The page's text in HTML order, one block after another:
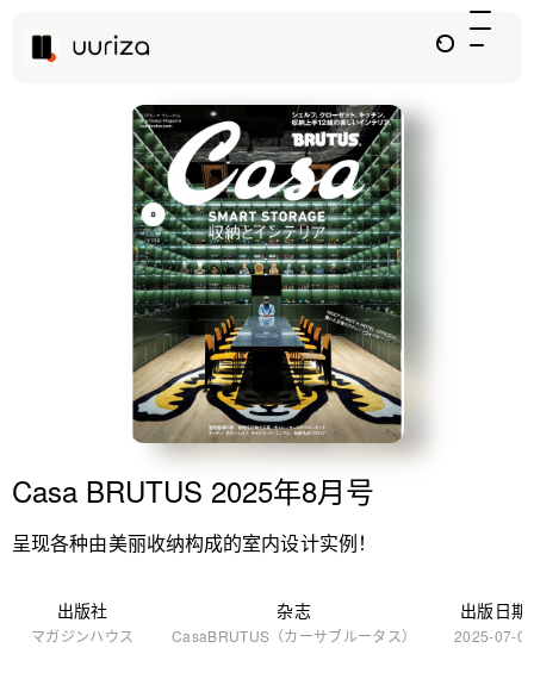
Casa BRUTUS 2025年8月号
呈现各种由美丽收纳构成的室内设计实例！
出版社
マガジンハウス
杂志
CasaBRUTUS（カーサブルータス）
出版日期
2025-07-09